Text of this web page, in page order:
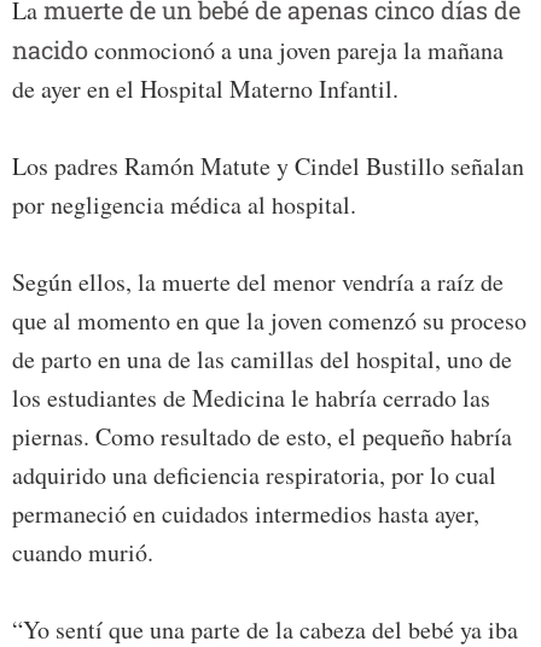
Lamuerte de un bebé de apenas cinco días de
nacidoconmocionó a una joven pareja la mañana
de ayer en el Hospital Materno Infantil.
Los padres Ramón Matute y Cindel Bustillo señalan
por negligencia médica al hospital.
Según ellos, la muerte del menor vendría a raíz de
que al momento en que la joven comenzó su proceso
de parto en una de las camillas del hospital, uno de
los estudiantes de Medicina le habría cerrado las
piernas. Como resultado de esto, el pequeño habría
adquirido una deficiencia respiratoria, por lo cual
permaneció en cuidados intermedios hasta ayer,
cuando murió.
“Yo sentí que una parte de la cabeza del bebé ya iba